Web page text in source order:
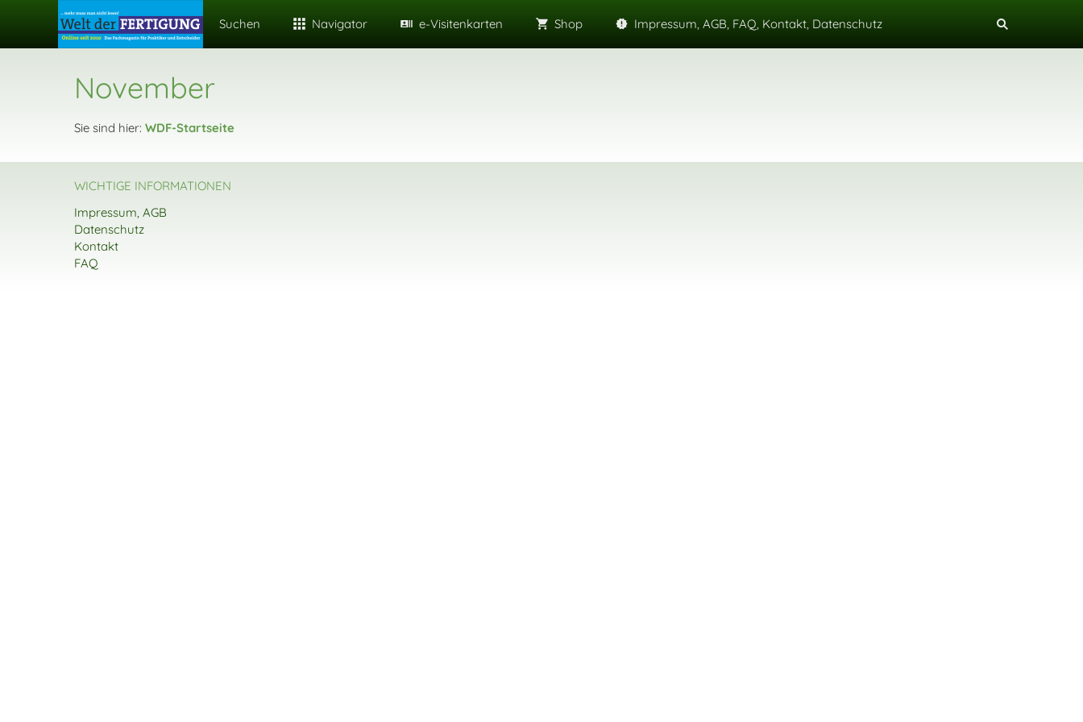
Suchen Navigator e-Visitenkarten Shop Impressum, AGB, FAQ, Kontakt, Datenschutz
November
Sie sind hier: WDF-Startseite
WICHTIGE INFORMATIONEN
Impressum, AGB
Datenschutz
Kontakt
FAQ